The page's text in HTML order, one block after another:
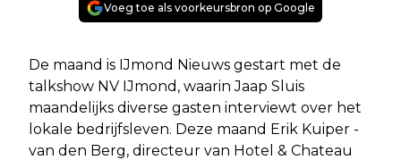
Voeg toe als voorkeursbron op Google
De maand is IJmond Nieuws gestart met de
talkshow NV IJmond, waarin Jaap Sluis
maandelijks diverse gasten interviewt over het
lokale bedrijfsleven. Deze maand Erik Kuiper -
van den Berg, directeur van Hotel & Chateau